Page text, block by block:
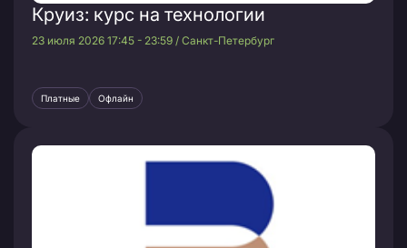
Круиз: курс на технологии
23 июля 2026 17:45 - 23:59 / Санкт-Петербург
Платные Офлайн